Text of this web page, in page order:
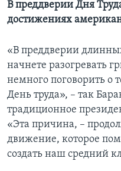
Языки
В преддверии Дня
достижениях
«В преддверии
начнете разогревать
немного поговорить о
День труда», – так
традиционное
«Эта причина, –
движение, которое
создать наш средний